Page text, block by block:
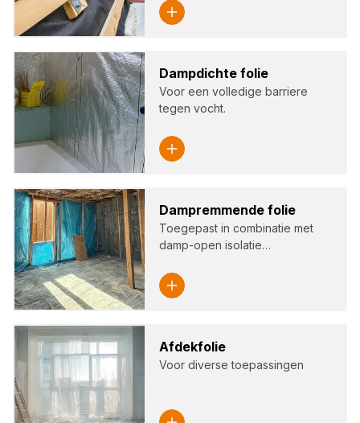
Damp­dich­te folie
Voor een volledige barriere
tegen vocht.
Dam­p­rem­men­de folie
Toegepast in combinatie met
damp-open isolatie…
Afdek­fo­lie
Voor diverse toepassingen